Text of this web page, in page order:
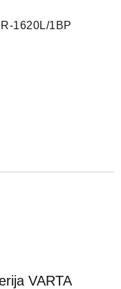
1620L/1BP
VARTA